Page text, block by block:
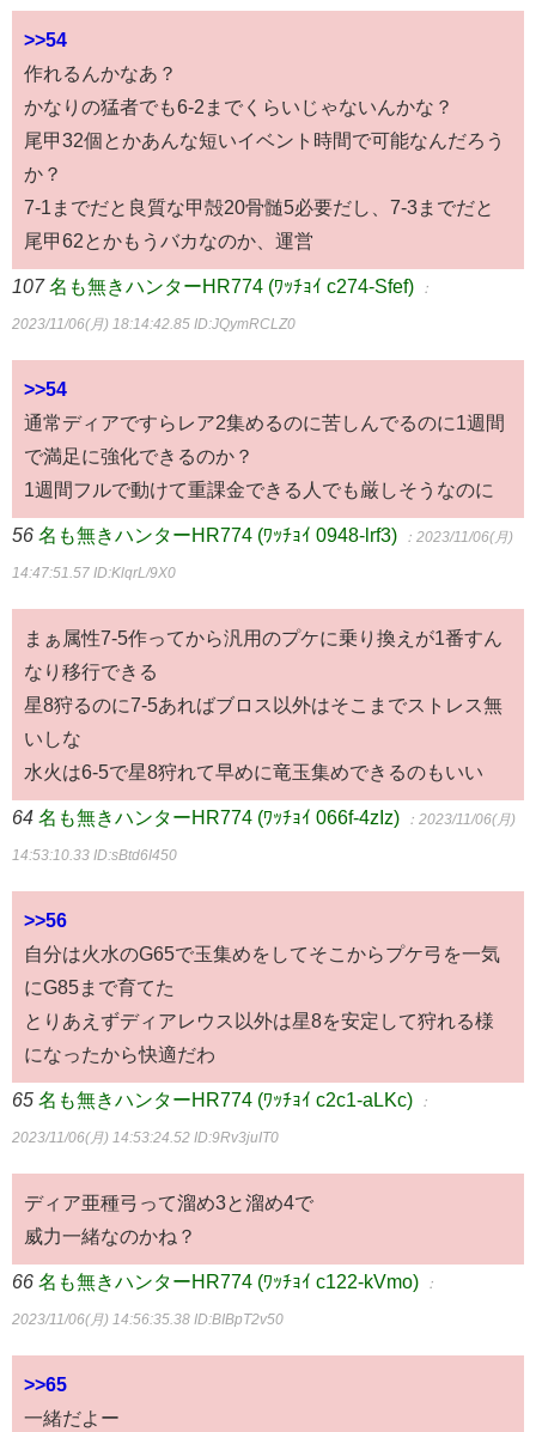
>>54
作れるんかなあ？
かなりの猛者でも6-2までくらいじゃないんかな？
尾甲32個とかあんな短いイベント時間で可能なんだろう
か？
7-1までだと良質な甲殻20骨髄5必要だし、7-3までだと
尾甲62とかもうバカなのか、運営
107 名も無きハンターHR774 (ﾜｯﾁｮｲ c274-Sfef) ：
2023/11/06(月) 18:14:42.85 ID:JQymRCLZ0
>>54
通常ディアですらレア2集めるのに苦しんでるのに1週間
で満足に強化できるのか？
1週間フルで動けて重課金できる人でも厳しそうなのに
56 名も無きハンターHR774 (ﾜｯﾁｮｲ 0948-lrf3) ：2023/11/06(月)
14:47:51.57 ID:KlqrL/9X0
まぁ属性7-5作ってから汎用のプケに乗り換えが1番すん
なり移行できる
星8狩るのに7-5あればブロス以外はそこまでストレス無
いしな
水火は6-5で星8狩れて早めに竜玉集めできるのもいい
64 名も無きハンターHR774 (ﾜｯﾁｮｲ 066f-4zIz) ：2023/11/06(月)
14:53:10.33 ID:sBtd6I450
>>56
自分は火水のG65で玉集めをしてそこからプケ弓を一気
にG85まで育てた
とりあえずディアレウス以外は星8を安定して狩れる様
になったから快適だわ
65 名も無きハンターHR774 (ﾜｯﾁｮｲ c2c1-aLKc) ：
2023/11/06(月) 14:53:24.52 ID:9Rv3juIT0
ディア亜種弓って溜め3と溜め4で
威力一緒なのかね？
66 名も無きハンターHR774 (ﾜｯﾁｮｲ c122-kVmo) ：
2023/11/06(月) 14:56:35.38 ID:BIBpT2v50
>>65
一緒だよー